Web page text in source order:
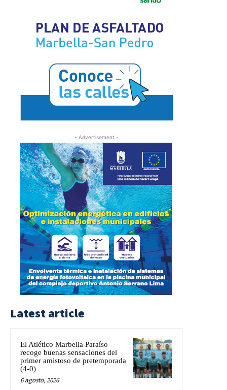
- Advertisement -
Latest article
El Atlético Marbella Paraíso
recoge buenas sensaciones del
primer amistoso de pretemporada
(4-0)
6 agosto, 2026